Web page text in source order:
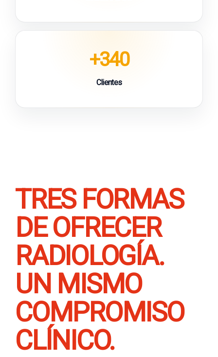
+340
Clientes
TRES FORMAS
DE OFRECER
RADIOLOGÍA.
UN MISMO
COMPROMISO
CLÍNICO.